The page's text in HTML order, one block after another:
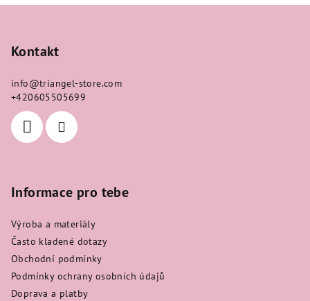
Kontakt
info@triangel-store.com
+420605505699
Informace pro tebe
Výroba a materiály
Často kladené dotazy
Obchodní podmínky
Podmínky ochrany osobních údajů
Doprava a platby